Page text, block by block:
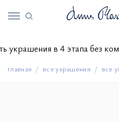
украшения в 4 этапа без
главная все украшения все